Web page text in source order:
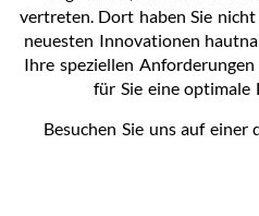
vertreten. Dort haben Sie
neuesten Innovationen
Ihre speziellen
für Sie eine optimale
Besuchen Sie uns auf einer